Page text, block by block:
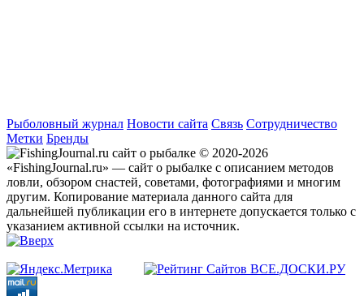
Рыболовный журнал Новости сайта Связь Сотрудничество
Метки Бренды
© 2020-2026
«FishingJournal.ru» — сайт о рыбалке с описанием методов
ловли, обзором снастей, советами, фотографиями и многим
другим. Копирование материала данного сайта для
дальнейшей публикации его в интернете допускается только с
указанием активной ссылки на источник.